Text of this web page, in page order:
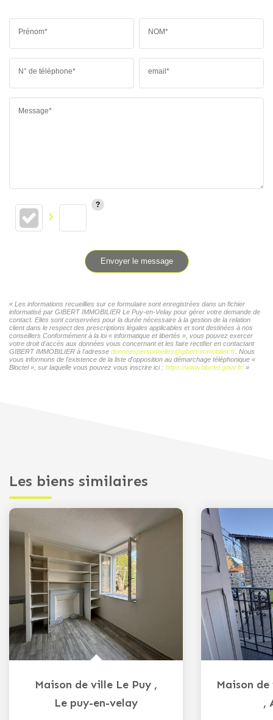
Prénom* NOM*
N° de téléphone* email*
Message*
Envoyer le message
« Les informations recueillies sur ce formulaire sont enregistrées dans un fichier
informatisé par GIBERT IMMOBILIER Le Puy-en-Velay pour gérer votre demande de
contact. Elles sont conservées pour la durée nécessaire à la gestion de la relation
client dans le respect des prescriptions légales applicables et sont destinées à nos
conseillers Conformément à la loi « informatique et libertés », vous pouvez exercer
votre droit d'accès aux données vous concernant et les faire rectifier en contactant
GIBERT IMMOBILIER à l'adresse donneespersonnelles@gibert-immobilier.fr . Nous
vous informons de l'existence de la liste d'opposition au démarchage téléphonique «
Bloctel », sur laquelle vous pouvez vous inscrire ici : https://www.bloctel.gouv.fr/»
Les biens similaires
Maison de ville Le Puy ,
Le puy-en-velay
,